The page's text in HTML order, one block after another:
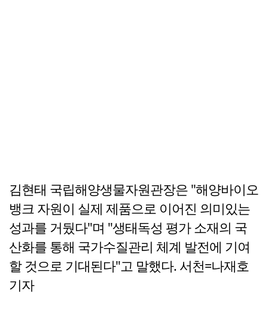
김현태 국립해양생물자원관장은 "해양바이오
뱅크 자원이 실제 제품으로 이어진 의미있는
성과를 거뒀다"며 "생태독성 평가 소재의 국
산화를 통해 국가수질관리 체계 발전에 기여
할 것으로 기대된다"고 말했다. 서천=나재호
기자